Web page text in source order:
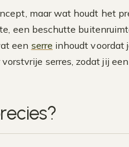
maar wat houdt het
een beschutte
een serreinhoudt voordat
serres, zodat jij